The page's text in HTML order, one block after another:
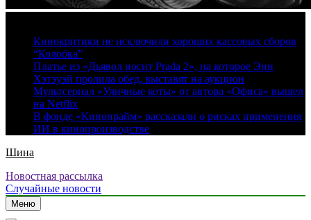
Кинокритики не исключили хороших кассовых сборов
“Колобка”
Платье из «Дьявол носит Prada 2», на которое Энн
Хэтэуэй пролила обед, выставят на аукцион
Мультсериал «Уличные коты» от автора «Офиса» вышел
на Netflix
В фонде «Кинопрайм» рассказали о рисках применения
ИИ в кинопроизводстве
Шина
Новостная рассылка
Случайные новости
Меню